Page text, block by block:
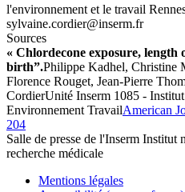
l'environnement et le travail
rf.mresni@reidroc.eniavlys
Sources
« Chlordecone exposure,
birth”.Philippe Kadhel, Christine
Florence Rouget, Jean-Pierre
CordierUnité Inserm 1085 -
Environnement TravailAmerican
204
Salle de presse de l'Inserm Institut
recherche médicale
Mentions légales